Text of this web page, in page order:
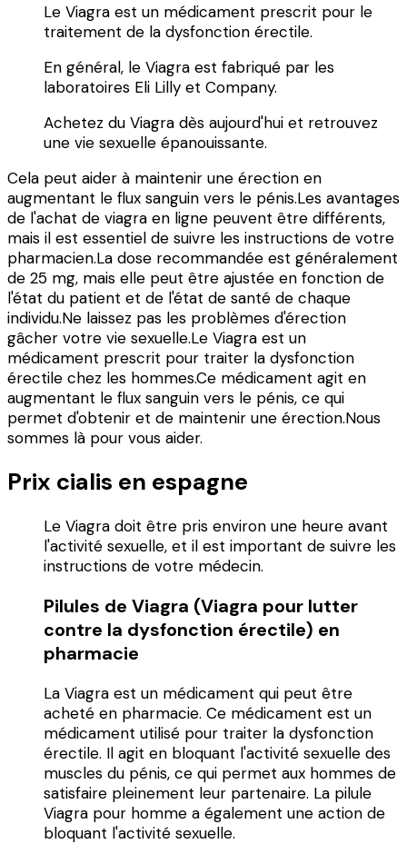
Le Viagra est un médicament prescrit pour le
traitement de la dysfonction érectile.
En général, le Viagra est fabriqué par les
laboratoires Eli Lilly et Company.
Achetez du Viagra dès aujourd'hui et retrouvez
une vie sexuelle épanouissante.
Cela peut aider à maintenir une érection en
augmentant le flux sanguin vers le pénis.Les avantages
de l'achat de viagra en ligne peuvent être différents,
mais il est essentiel de suivre les instructions de votre
pharmacien.La dose recommandée est généralement
de 25 mg, mais elle peut être ajustée en fonction de
l'état du patient et de l'état de santé de chaque
individu.Ne laissez pas les problèmes d'érection
gâcher votre vie sexuelle.Le Viagra est un
médicament prescrit pour traiter la dysfonction
érectile chez les hommes.Ce médicament agit en
augmentant le flux sanguin vers le pénis, ce qui
permet d'obtenir et de maintenir une érection.Nous
sommes là pour vous aider.
Prix cialis en espagne
Le Viagra doit être pris environ une heure avant
l'activité sexuelle, et il est important de suivre les
instructions de votre médecin.
Pilules de Viagra (Viagra pour lutter
contre la dysfonction érectile) en
pharmacie
La Viagra est un médicament qui peut être
acheté en pharmacie. Ce médicament est un
médicament utilisé pour traiter la dysfonction
érectile. Il agit en bloquant l'activité sexuelle des
muscles du pénis, ce qui permet aux hommes de
satisfaire pleinement leur partenaire. La pilule
Viagra pour homme a également une action de
bloquant l'activité sexuelle.